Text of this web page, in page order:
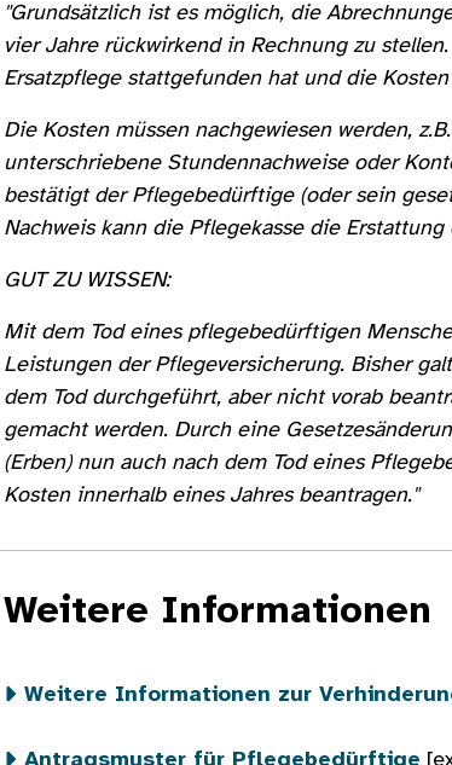
"Grundsätzlich ist es möglich, die
vier Jahre rückwirkend in Rechnung zu
Ersatzpflege stattgefunden hat und die
Die Kosten müssen nachgewiesen werden,
unterschriebene Stundennachweise oder
bestätigt der Pflegebedürftige (oder sein
Nachweis kann die Pflegekasse die
GUT ZU WISSEN:
Mit dem Tod eines pflegebedürftigen
Leistungen der Pflegeversicherung. Bisher
dem Tod durchgeführt, aber nicht vorab
gemacht werden. Durch eine
(Erben) nun auch nach dem Tod eines
Kosten innerhalb eines Jahres beantragen."
Weitere Informationen
Weitere Informationen zur